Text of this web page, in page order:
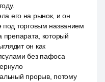
его на рынок, и он
под торговым названием
препарата, который
он как
без пафоса
прорыв, потому